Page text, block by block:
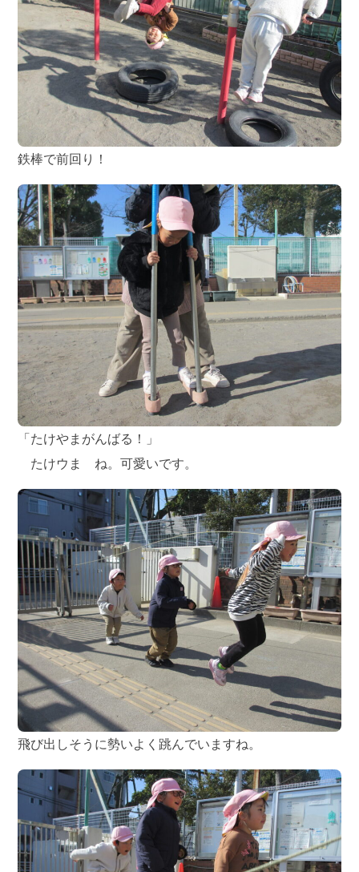
鉄棒で前回り！
「たけやまがんばる！」
たけウま ね。可愛いです。
飛び出しそうに勢いよく跳んでいますね。